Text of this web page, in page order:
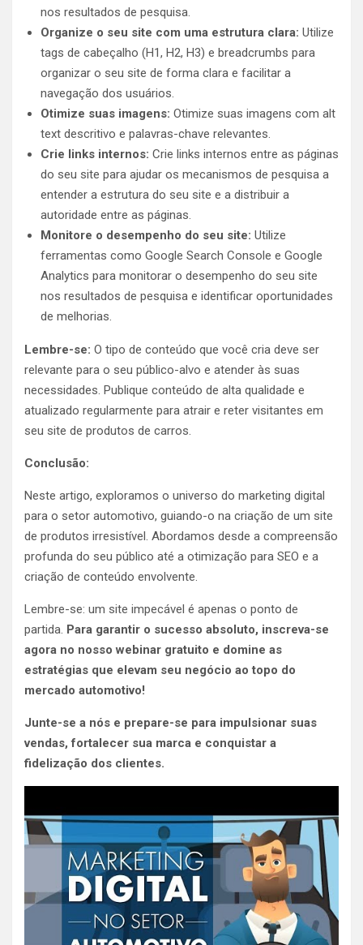
nos resultados de pesquisa.
Organize o seu site com uma estrutura clara: Utilize
tags de cabeçalho (H1, H2, H3) e breadcrumbs para
organizar o seu site de forma clara e facilitar a
navegação dos usuários.
Otimize suas imagens: Otimize suas imagens com alt
text descritivo e palavras-chave relevantes.
Crie links internos: Crie links internos entre as páginas
do seu site para ajudar os mecanismos de pesquisa a
entender a estrutura do seu site e a distribuir a
autoridade entre as páginas.
Monitore o desempenho do seu site: Utilize
ferramentas como Google Search Console e Google
Analytics para monitorar o desempenho do seu site
nos resultados de pesquisa e identificar oportunidades
de melhorias.
Lembre-se: O tipo de conteúdo que você cria deve ser
relevante para o seu público-alvo e atender às suas
necessidades. Publique conteúdo de alta qualidade e
atualizado regularmente para atrair e reter visitantes em
seu site de produtos de carros.
Conclusão:
Neste artigo, exploramos o universo do marketing digital
para o setor automotivo, guiando-o na criação de um site
de produtos irresistível. Abordamos desde a compreensão
profunda do seu público até a otimização para SEO e a
criação de conteúdo envolvente.
Lembre-se: um site impecável é apenas o ponto de
partida. Para garantir o sucesso absoluto, inscreva-se
agora no nosso webinar gratuito e domine as
estratégias que elevam seu negócio ao topo do
mercado automotivo!
Junte-se a nós e prepare-se para impulsionar suas
vendas, fortalecer sua marca e conquistar a
fidelização dos clientes.